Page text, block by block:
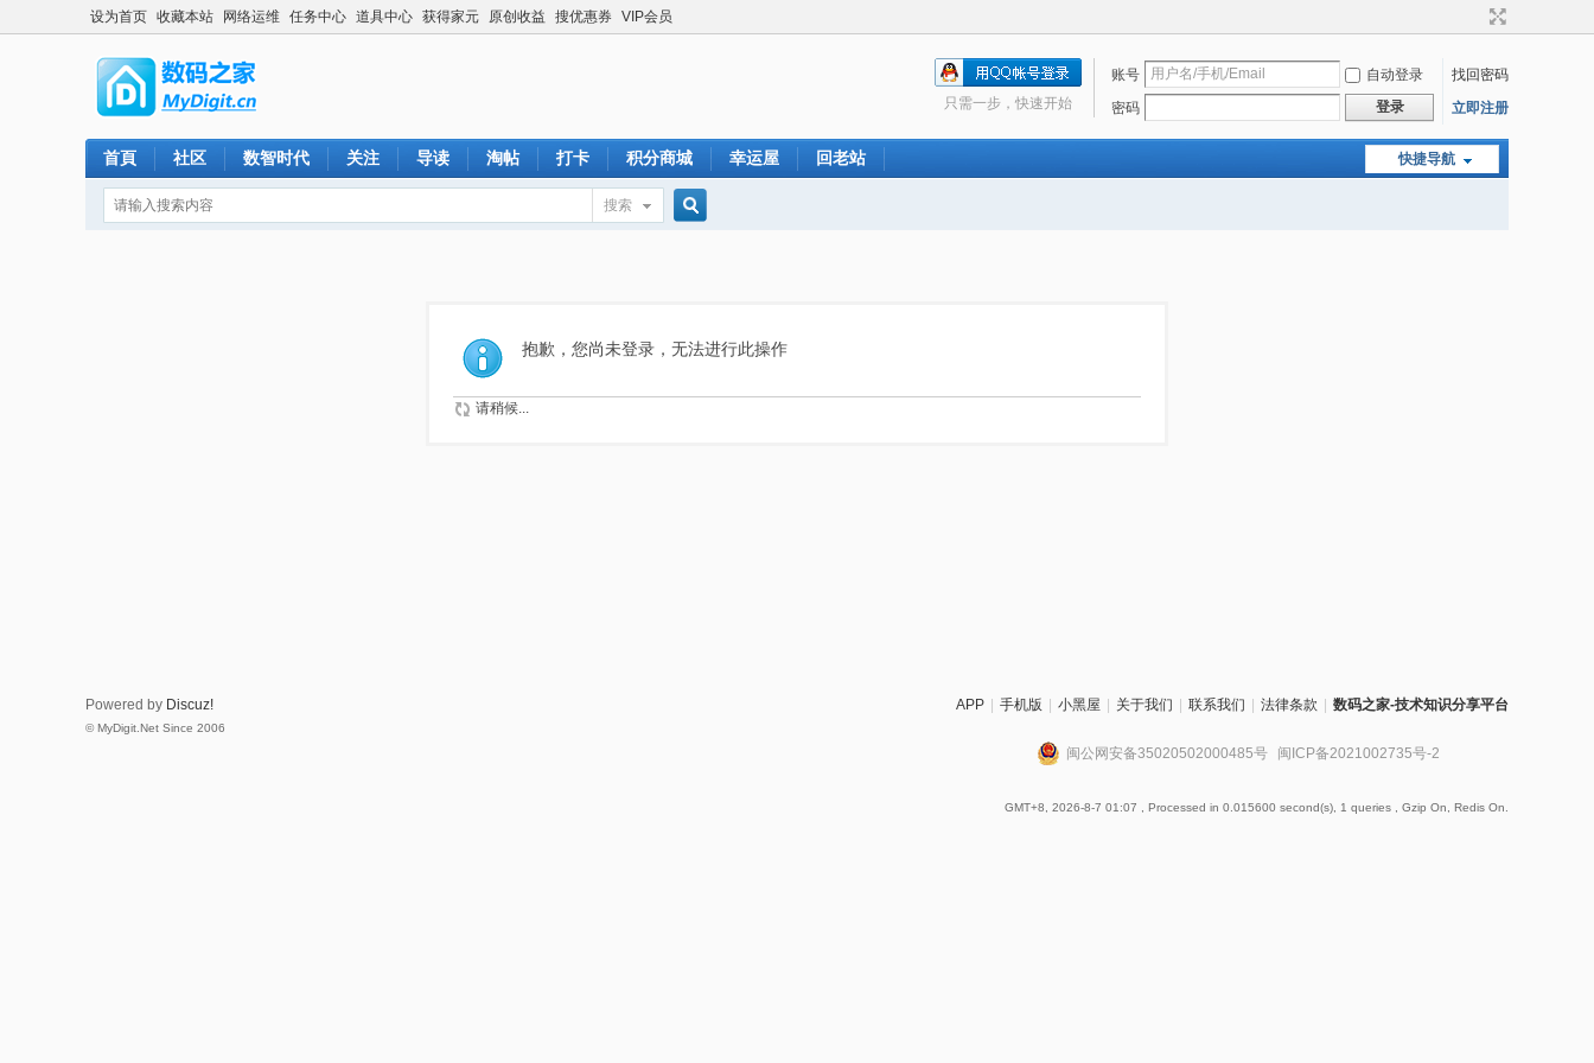
设为首页 收藏本站 网络运维 任务中心 道具中心 获得家元 原创收益 搜优惠券 VIP会员
账号 自动登录
找回密码
密码
登录 立即注册
只需一步，快速开始
快捷导航
首頁 社区 数智时代 关注 导读 淘帖 打卡 积分商城 幸运屋 回老站
搜索
索
抱歉，您尚未登录，无法进行此操作
请稍候...
APP 手机版 小黑屋 关于我们 联系我们 法律条款 数码之家-技术知识分享平台
闽公网安备35020502000485号 闽ICP备2021002735号-2
GMT+8, 2026-8-7 01:07 , Processed in 0.015600 second(s), 1 queries , Gzip On, Redis On.
Powered by Discuz!
© MyDigit.Net Since 2006